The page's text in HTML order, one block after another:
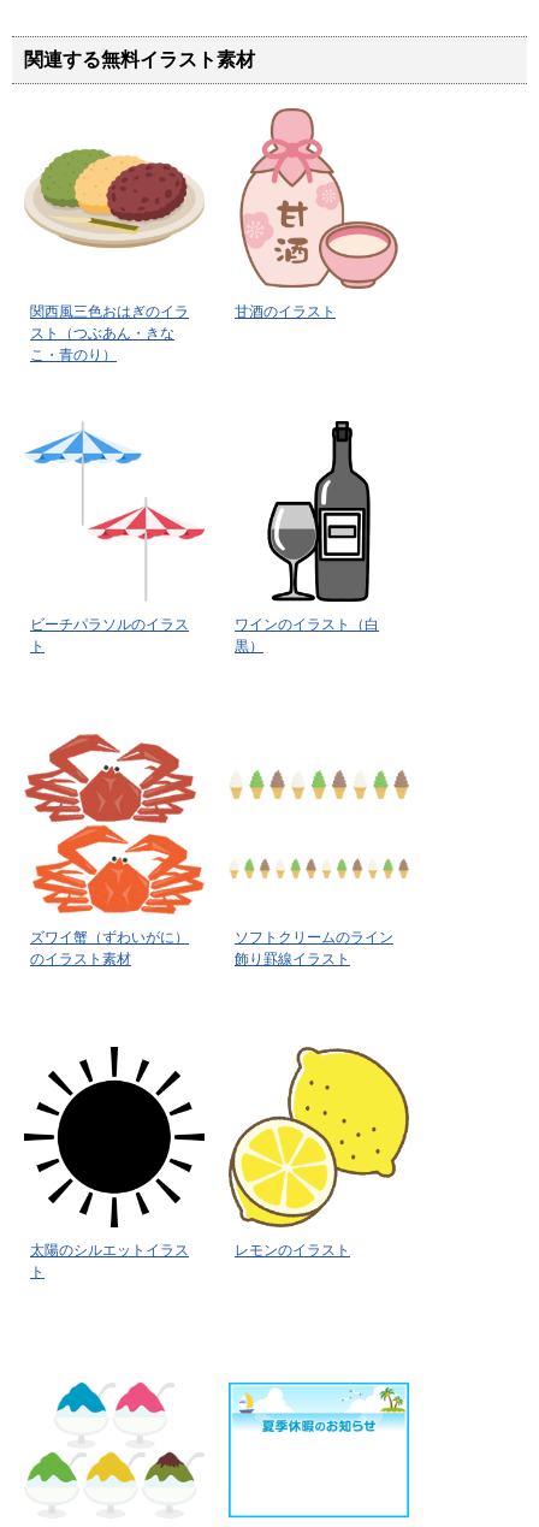
関連する無料イラスト素材
関西風三色おはぎのイラ
スト（つぶあん・きな
こ・青のり）
甘酒のイラスト
ビーチパラソルのイラス
ト
ワインのイラスト（白
黒）
ズワイ蟹（ずわいがに）
のイラスト素材
ソフトクリームのライン
飾り罫線イラスト
太陽のシルエットイラス
ト
レモンのイラスト